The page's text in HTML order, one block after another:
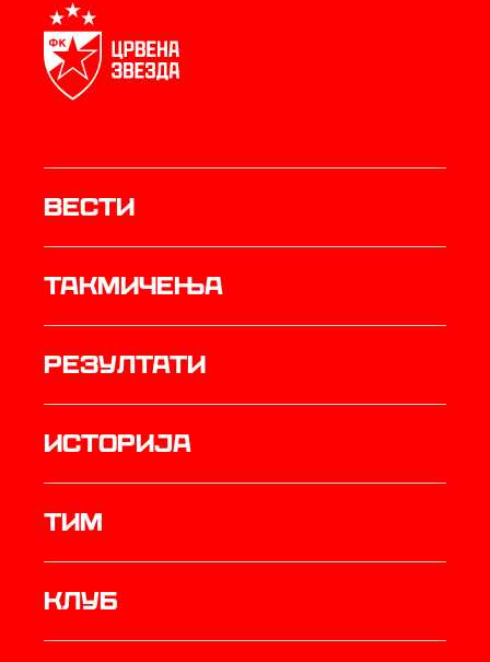
Вести
Такмичења
резултати
историја
ТИМ
Клуб